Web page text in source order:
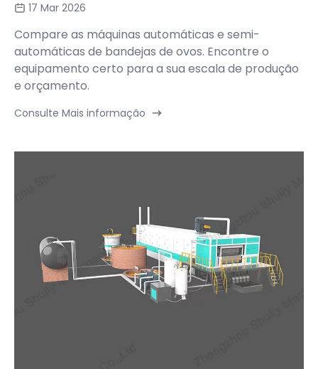
17 Mar 2026
Compare as máquinas automáticas e semi-
automáticas de bandejas de ovos. Encontre o
equipamento certo para a sua escala de produção
e orçamento.
Consulte Mais informação